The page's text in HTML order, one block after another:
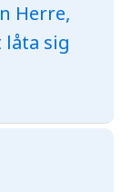
Herre,
låta sig